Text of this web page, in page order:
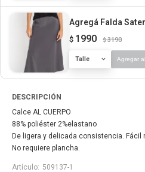
Agregá Falda
$ 1990 $ 3190
Talle Agregar
DESCRIPCIÓN
Calce AL CUERPO
88% poliéster 2%elastano
De ligera y delicada consistencia.
No requiere plancha.
509137-1